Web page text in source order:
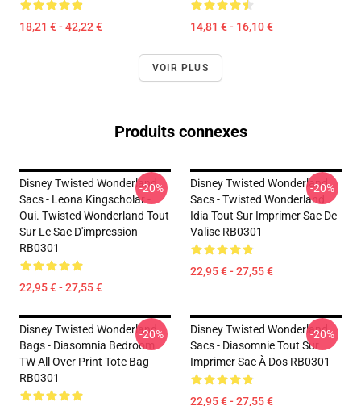
18,21 € - 42,22 € 14,81 € - 16,10 €
VOIR PLUS
Produits connexes
Disney Twisted Wonderland
Sacs - Leona Kingscholar -
Oui. Twisted Wonderland Tout
Sur Le Sac D'impression
RB0301
22,95 € - 27,55 €
-20%
Disney Twisted Wonderland
Sacs - Twisted Wonderland
Idia Tout Sur Imprimer Sac De
Valise RB0301
22,95 € - 27,55 €
-20%
Disney Twisted Wonderland
Bags - Diasomnia Bedroom
TW All Over Print Tote Bag
RB0301
-20%
Disney Twisted Wonderland
Sacs - Diasomnie Tout Sur
Imprimer Sac À Dos RB0301
22,95 € - 27,55 €
-20%